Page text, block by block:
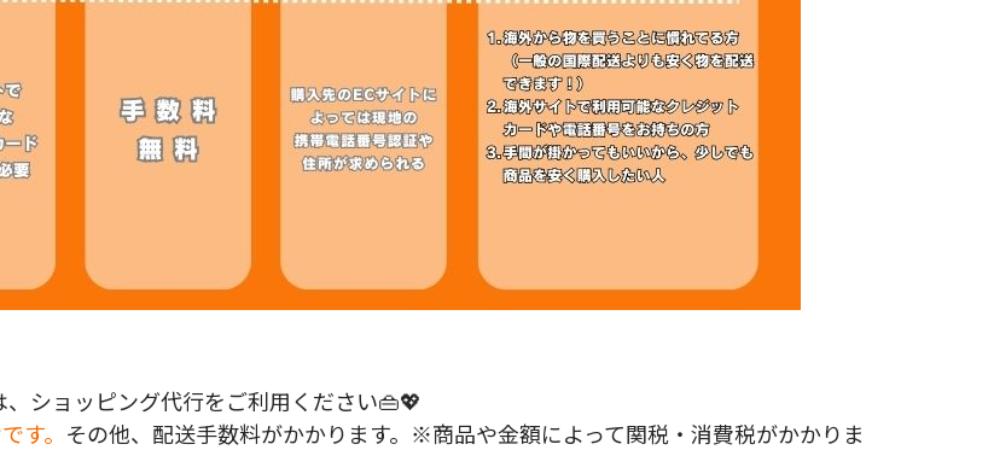
ショッピング代行をご利用ください👜💖
す。 その他、配送手数料がかかります。※商品や金額によって関税・消費税がかかりま